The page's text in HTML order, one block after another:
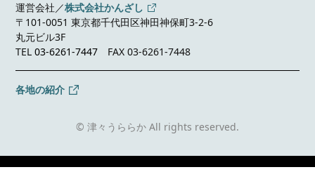
運営会社／株式会社かんざし
〒101-0051 東京都千代田区神田神保町3-2-6
丸元ビル3F
TEL03-6261-7447 FAX 03-6261-7448
各地の紹介
© 津々うららか All rights reserved.